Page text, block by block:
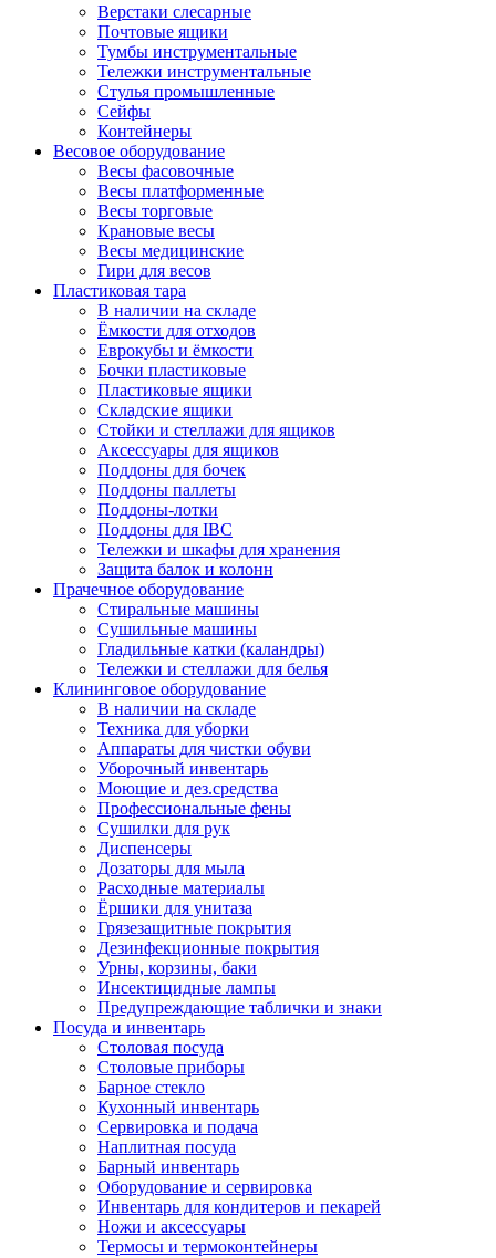
Верстаки слесарные
Почтовые ящики
Тумбы инструментальные
Тележки инструментальные
Стулья промышленные
Сейфы
Контейнеры
Весовое оборудование
Весы фасовочные
Весы платформенные
Весы торговые
Крановые весы
Весы медицинские
Гири для весов
Пластиковая тара
В наличии на складе
Ёмкости для отходов
Еврокубы и ёмкости
Бочки пластиковые
Пластиковые ящики
Складские ящики
Стойки и стеллажи для ящиков
Аксессуары для ящиков
Поддоны для бочек
Поддоны паллеты
Поддоны-лотки
Поддоны для IBC
Тележки и шкафы для хранения
Защита балок и колонн
Прачечное оборудование
Стиральные машины
Сушильные машины
Гладильные катки (каландры)
Тележки и стеллажи для белья
Клининговое оборудование
В наличии на складе
Техника для уборки
Аппараты для чистки обуви
Уборочный инвентарь
Моющие и дез.средства
Профессиональные фены
Сушилки для рук
Диспенсеры
Дозаторы для мыла
Расходные материалы
Ёршики для унитаза
Грязезащитные покрытия
Дезинфекционные покрытия
Урны, корзины, баки
Инсектицидные лампы
Предупреждающие таблички и знаки
Посуда и инвентарь
Столовая посуда
Столовые приборы
Барное стекло
Кухонный инвентарь
Сервировка и подача
Наплитная посуда
Барный инвентарь
Оборудование и сервировка
Инвентарь для кондитеров и пекарей
Ножи и аксессуары
Термосы и термоконтейнеры